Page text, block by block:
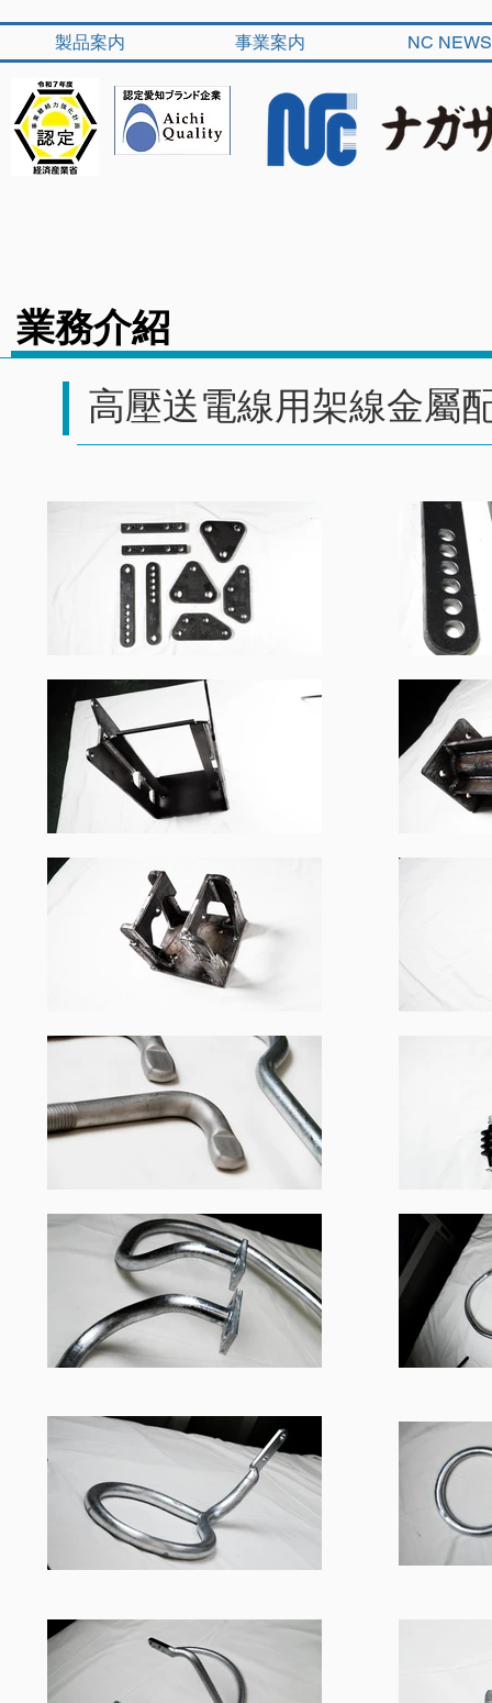
製品案内 事業案内 NC NEWS
業務介紹
高壓送電線用架線金屬